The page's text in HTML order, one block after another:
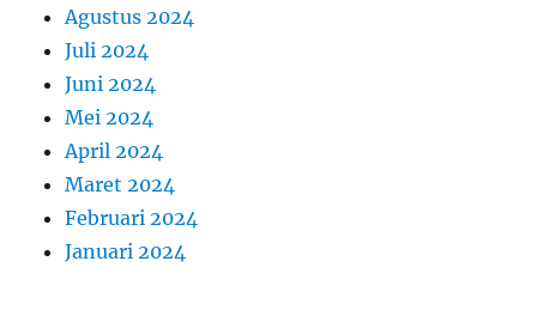
Agustus 2024
Juli 2024
Juni 2024
Mei 2024
April 2024
Maret 2024
Februari 2024
Januari 2024